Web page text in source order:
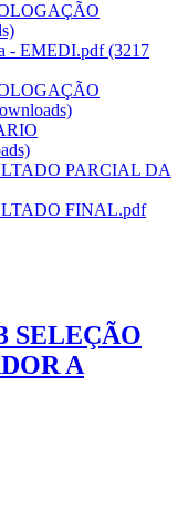
- EMEDI.pdf(3217
PARCIAL DA
FINAL.pdf
SELEÇÃO
A